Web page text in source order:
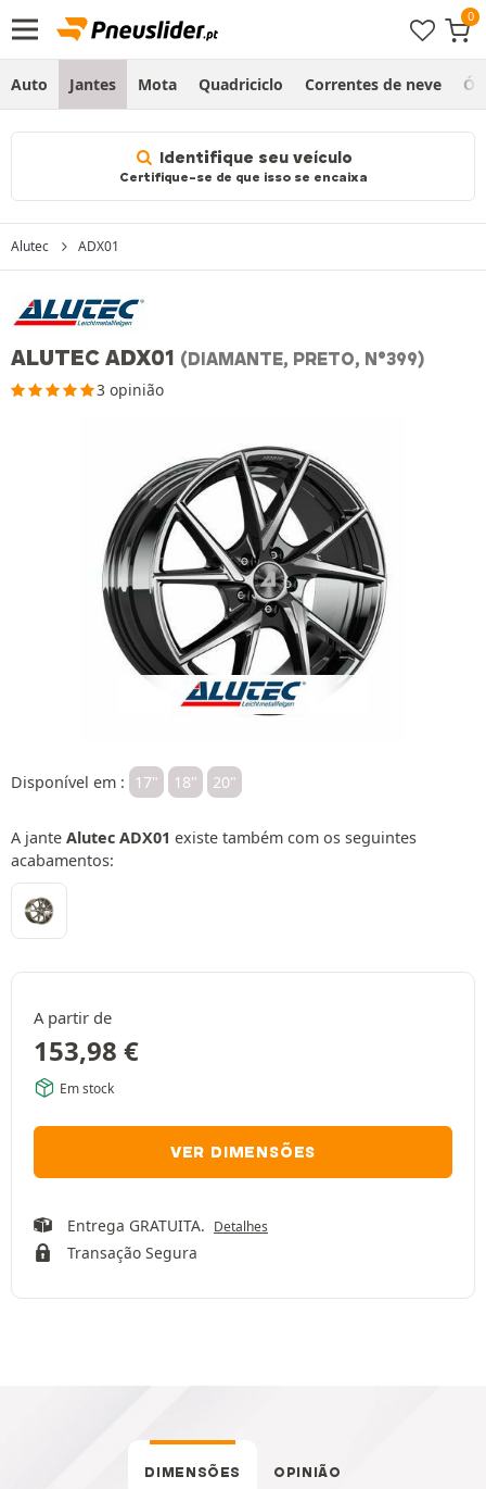
Auto Jantes Mota Quadriciclo Correntes de neve
Identifique seu veículo
Certifique-se de que isso se encaixa
Alutec ADX01
ALUTEC ADX01 (DIAMANTE, PRETO, N°399)
3 opinião
Disponível em : 17" 18" 20"
A jante Alutec ADX01 existe também com os seguintes
acabamentos:
A partir de
153,98 €
Em stock
VER DIMENSÕES
Entrega GRATUITA. Detalhes
Transação Segura
DIMENSÕES OPINIÃO